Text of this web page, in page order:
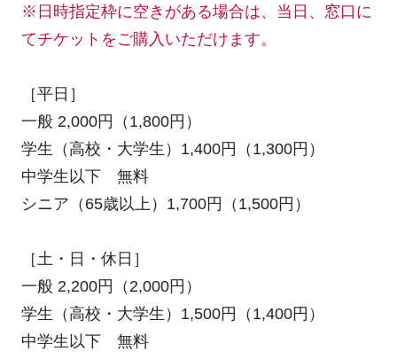
※日時指定枠に空きがある場合は、当日、窓口に
てチケットをご購入いただけます。
［平日］
一般 2,000円（1,800円）
学生（高校・大学生）1,400円（1,300円）
中学生以下 無料
シニア（65歳以上）1,700円（1,500円）
［土・日・休日］
一般 2,200円（2,000円）
学生（高校・大学生）1,500円（1,400円）
中学生以下 無料